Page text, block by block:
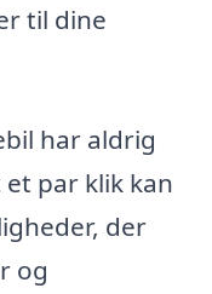
til dine
har aldrig
par klik kan
der
og